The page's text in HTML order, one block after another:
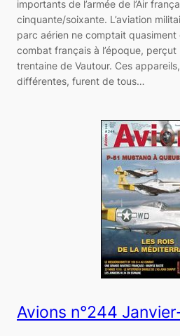
importants de l’armée de l’Air
cinquante/soixante. L’aviation
parc aérien ne comptait
combat français à l’époque, perçut
trentaine de Vautour. Ces
différentes, furent de tous…
Avions n°244